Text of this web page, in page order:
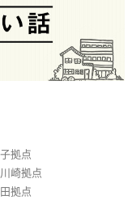
拠点
崎拠点
拠点